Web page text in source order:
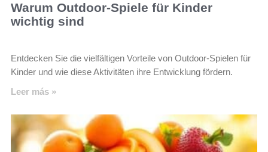
Warum Outdoor-Spiele für Kinder
wichtig sind
Entdecken Sie die vielfältigen Vorteile von Outdoor-Spielen für
Kinder und wie diese Aktivitäten ihre Entwicklung fördern.
Leer más »